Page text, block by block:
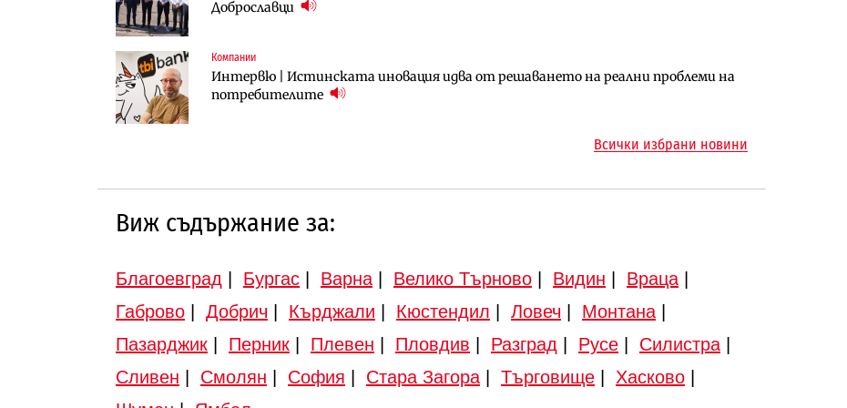
Доброславци
Компании
Интервю | Истинската иновация идва от решаването на реални проблеми на
потребителите
Инфраструктура
АПИ възложи промяната на парцеларния план за магистралата Русе – Велико
Търново
трасе по бул. „Скобелев“
Инфраструктура
Вторият мост над Варненското езеро става част от бъдещата магистрала
„Черно море“
Всички избрани новини
Виж съдържание за:
Благоевград | Бургас | Варна | Велико Търново | Видин | Враца |
Габрово | Добрич | Кърджали | Кюстендил | Ловеч | Монтана |
Пазарджик | Перник | Плевен | Пловдив | Разград | Русе | Силистра |
Сливен | Смолян | София | Стара Загора | Търговище | Хасково |